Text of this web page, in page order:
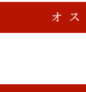
オ